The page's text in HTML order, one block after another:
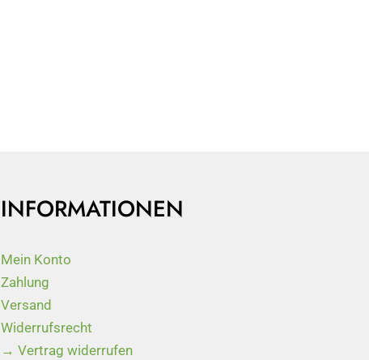
INFORMATIONEN
Mein Konto
Zahlung
Versand
Widerrufsrecht
→ Vertrag widerrufen